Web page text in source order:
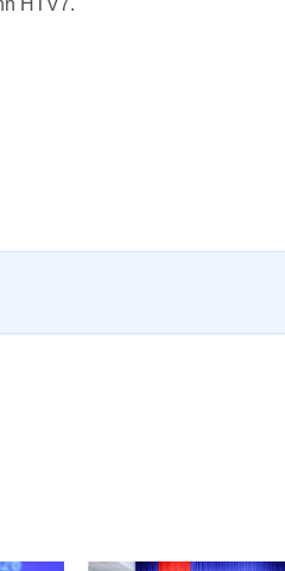
HTV7.